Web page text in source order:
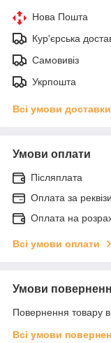
Нова Пошта
Кур'єрська
Самовивіз
Укрпошта
Всі умови доставки
Умови оплати
Післяплата
Оплата за
Оплата на
Всі умови оплати
Умови
Повернення товару
Всі умови